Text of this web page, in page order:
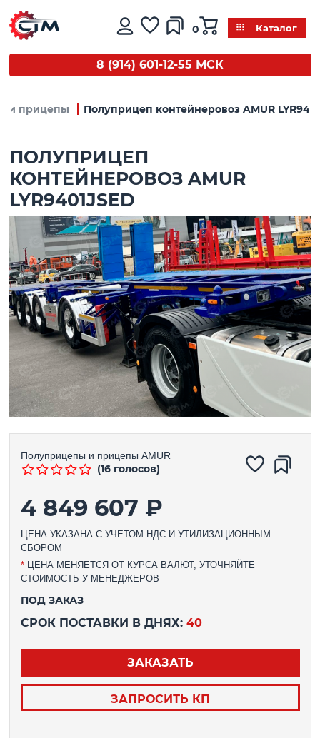
0 Каталог
8 (914) 601-12-55 МСК
и прицепы Полуприцеп контейнеровоз AMUR
ПОЛУПРИЦЕП
КОНТЕЙНЕРОВОЗ AMUR
LYR9401JSED
Полуприцепы и прицепы AMUR
(16 голосов)
4 849 607 ₽
ЦЕНА УКАЗАНА С УЧЕТОМ НДС И УТИЛИЗАЦИОННЫМ
СБОРОМ
*ЦЕНА МЕНЯЕТСЯ ОТ КУРСА ВАЛЮТ, УТОЧНЯЙТЕ
СТОИМОСТЬ У МЕНЕДЖЕРОВ
ПОД ЗАКАЗ
СРОК ПОСТАВКИ В ДНЯХ: 40
ЗАКАЗАТЬ
ЗАПРОСИТЬ КП